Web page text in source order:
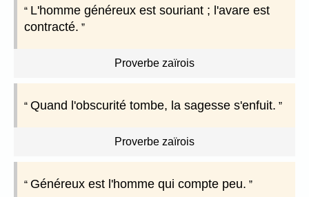
L'homme généreux est souriant ; l'avare est
contracté.
Proverbe zaïrois
Quand l'obscurité tombe, la sagesse s'enfuit.
Proverbe zaïrois
Généreux est l'homme qui compte peu.